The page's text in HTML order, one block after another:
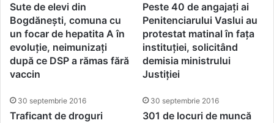
Sute de elevi din
Bogdănești, comuna cu
un focar de hepatita A în
evoluție, neimunizați
după ce DSP a rămas fără
vaccin
Peste 40 de angajați ai
Penitenciarului Vaslui au
protestat matinal în fața
instituției, solicitând
demisia ministrului
Justiției
30 septembrie 2016
Traficant de droguri
30 septembrie 2016
301 de locuri de muncă